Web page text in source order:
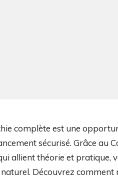
complète est une
sécurisé. Grâce au
allient théorie et pratique,
Découvrez